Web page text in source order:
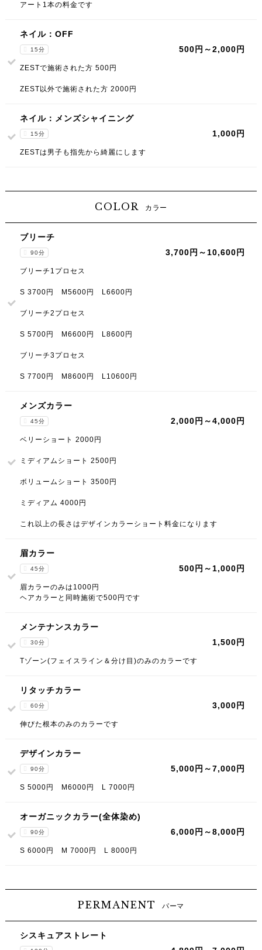
アート1本の料金です
ネイル：OFF
15分 500円～2,000円
ZESTで施術された方 500円
ZEST以外で施術された方 2000円
ネイル：メンズシャイニング
15分 1,000円
ZESTは男子も指先から綺麗にします
COLOR カラー
ブリーチ
90分 3,700円～10,600円
ブリーチ1プロセス
S 3700円 M5600円 L6600円
ブリーチ2プロセス
S 5700円 M6600円 L8600円
ブリーチ3プロセス
S 7700円 M8600円 L10600円
メンズカラー
45分 2,000円～4,000円
ベリーショート 2000円
ミディアムショート 2500円
ボリュームショート 3500円
ミディアム 4000円
これ以上の長さはデザインカラーショート料金になります
眉カラー
45分 500円～1,000円
眉カラーのみは1000円
ヘアカラーと同時施術で500円です
メンテナンスカラー
30分 1,500円
Tゾーン(フェイスライン＆分け目)のみのカラーです
リタッチカラー
60分 3,000円
伸びた根本のみのカラーです
デザインカラー
90分 5,000円～7,000円
S 5000円 M6000円 L 7000円
オーガニックカラー(全体染め)
90分 6,000円～8,000円
S 6000円 M 7000円 L 8000円
PERMANENT パーマ
シスキュアストレート